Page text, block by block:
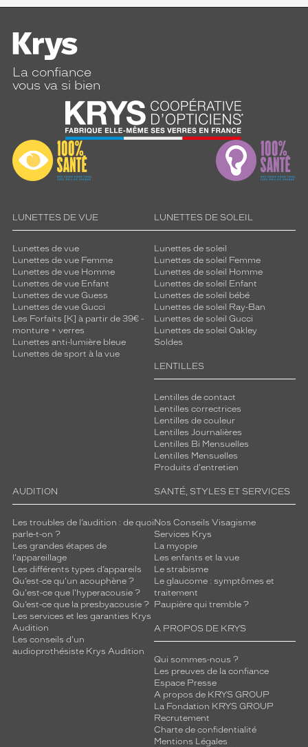
La confiance
vous va si bien
LUNETTES DE VUE
Lunettes de vue
Lunettes de vue Femme
Lunettes de vue Homme
Lunettes de vue Enfant
Lunettes de vue Guess
Lunettes de vue Gucci
Les Forfaits [K] à partir de 39€ -
monture + verres
Lunettes anti-lumière bleue
Lunettes de sport à la vue
LUNETTES DE SOLEIL
Lunettes de soleil
Lunettes de soleil Femme
Lunettes de soleil Homme
Lunettes de soleil Enfant
Lunettes de soleil bébé
Lunettes de soleil Ray-Ban
Lunettes de soleil Gucci
Lunettes de soleil Oakley
Soldes
LENTILLES
Lentilles de contact
Lentilles correctrices
Lentilles de couleur
Lentilles Journalières
Lentilles Bi Mensuelles
Lentilles Mensuelles
Produits d'entretien
AUDITION
Les troubles de l’audition : de quoi
parle-t-on ?
Les grandes étapes de
l'appareillage
Les différents types d’appareils
Qu’est-ce qu'un acouphène ?
Qu'est-ce que l'hyperacousie ?
Qu’est-ce que la presbyacousie ?
Les services et les garanties Krys
Audition
Les conseils d'un
audioprothésiste Krys Audition
SANTÉ, STYLES ET SERVICES
Nos Conseils Visagisme
Services Krys
La myopie
Les enfants et la vue
Le strabisme
Le glaucome : symptômes et
traitement
Paupière qui tremble ?
A PROPOS DE KRYS
Qui sommes-nous ?
Les preuves de la confiance
Espace Presse
A propos de KRYS GROUP
La Fondation KRYS GROUP
Recrutement
Charte de confidentialité
Mentions Légales